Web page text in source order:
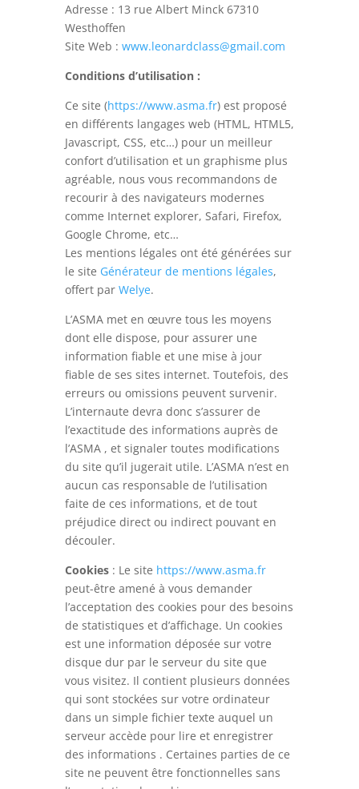
Adresse : 13 rue Albert Minck 67310
Westhoffen
Site Web : www.leonardclass@gmail.com
Conditions d’utilisation :
Ce site (https://www.asma.fr) est proposé
en différents langages web (HTML, HTML5,
Javascript, CSS, etc…) pour un meilleur
confort d’utilisation et un graphisme plus
agréable, nous vous recommandons de
recourir à des navigateurs modernes
comme Internet explorer, Safari, Firefox,
Google Chrome, etc…
Les mentions légales ont été générées sur
le site Générateur de mentions légales,
offert par Welye.
L’ASMA met en œuvre tous les moyens
dont elle dispose, pour assurer une
information fiable et une mise à jour
fiable de ses sites internet. Toutefois, des
erreurs ou omissions peuvent survenir.
L’internaute devra donc s’assurer de
l’exactitude des informations auprès de
l’ASMA , et signaler toutes modifications
du site qu’il jugerait utile. L’ASMA n’est en
aucun cas responsable de l’utilisation
faite de ces informations, et de tout
préjudice direct ou indirect pouvant en
découler.
Cookies: Le site https://www.asma.fr
peut-être amené à vous demander
l’acceptation des cookies pour des besoins
de statistiques et d’affichage. Un cookies
est une information déposée sur votre
disque dur par le serveur du site que
vous visitez. Il contient plusieurs données
qui sont stockées sur votre ordinateur
dans un simple fichier texte auquel un
serveur accède pour lire et enregistrer
des informations . Certaines parties de ce
site ne peuvent être fonctionnelles sans